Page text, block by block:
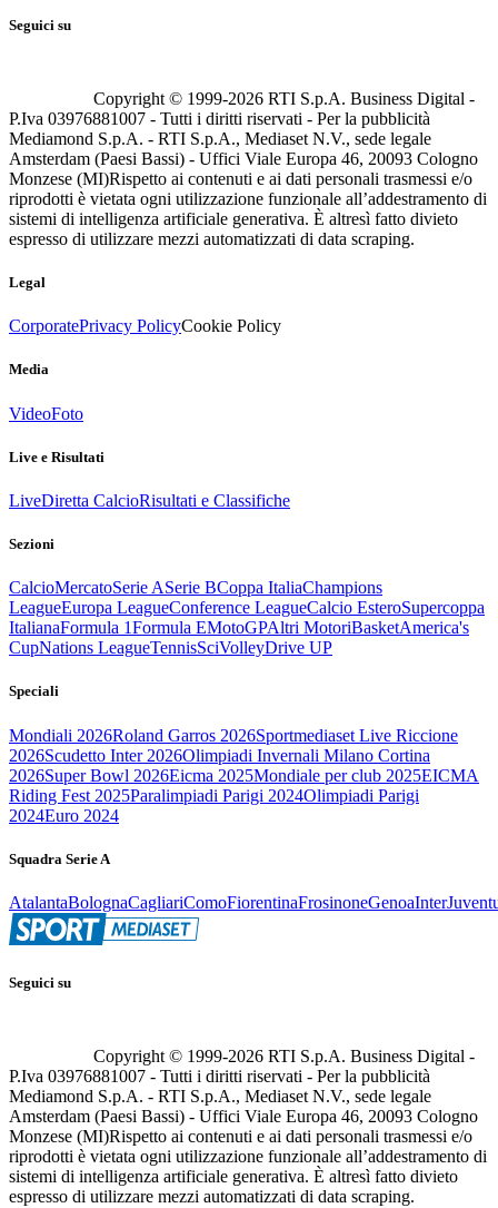
Seguici su
Copyright © 1999-2026 RTI S.p.A. Business Digital -
P.Iva 03976881007 - Tutti i diritti riservati - Per la pubblicità
Mediamond S.p.A. - RTI S.p.A., Mediaset N.V., sede legale
Amsterdam (Paesi Bassi) - Uffici Viale Europa 46, 20093 Cologno
Monzese (MI)Rispetto ai contenuti e ai dati personali trasmessi e/o
riprodotti è vietata ogni utilizzazione funzionale all’addestramento di
sistemi di intelligenza artificiale generativa. È altresì fatto divieto
espresso di utilizzare mezzi automatizzati di data scraping.
Legal
CorporatePrivacy PolicyCookie Policy
Media
VideoFoto
Live e Risultati
LiveDiretta CalcioRisultati e Classifiche
Sezioni
CalcioMercatoSerie ASerie BCoppa ItaliaChampions
LeagueEuropa LeagueConference LeagueCalcio EsteroSupercoppa
ItalianaFormula 1Formula EMotoGPAltri MotoriBasketAmerica's
CupNations LeagueTennisSciVolleyDrive UP
Speciali
Mondiali 2026Roland Garros 2026Sportmediaset Live Riccione
2026Scudetto Inter 2026Olimpiadi Invernali Milano Cortina
2026Super Bowl 2026Eicma 2025Mondiale per club 2025EICMA
Riding Fest 2025Paralimpiadi Parigi 2024Olimpiadi Parigi
2024Euro 2024
Squadra Serie A
AtalantaBolognaCagliariComoFiorentinaFrosinoneGenoaInter
Seguici su
Copyright © 1999-2026 RTI S.p.A. Business Digital -
P.Iva 03976881007 - Tutti i diritti riservati - Per la pubblicità
Mediamond S.p.A. - RTI S.p.A., Mediaset N.V., sede legale
Amsterdam (Paesi Bassi) - Uffici Viale Europa 46, 20093 Cologno
Monzese (MI)Rispetto ai contenuti e ai dati personali trasmessi e/o
riprodotti è vietata ogni utilizzazione funzionale all’addestramento di
sistemi di intelligenza artificiale generativa. È altresì fatto divieto
espresso di utilizzare mezzi automatizzati di data scraping.